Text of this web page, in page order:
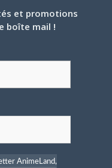
et promotions
boîte mail !
AnimeLand,